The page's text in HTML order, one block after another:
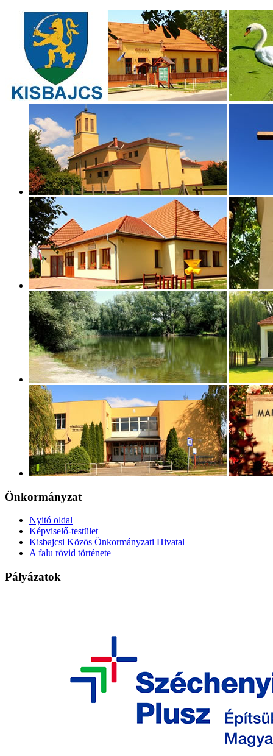
Önkormányzat
Nyitó oldal
Képviselő-testület
Kisbajcsi Közös Önkormányzati Hivatal
A falu rövid története
Pályázatok